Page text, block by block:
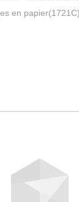
en papier(1721C)